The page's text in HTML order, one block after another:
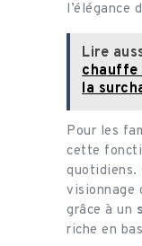
l’élégance
Lire
chauffe
la
Pour les
cette
quotidiens.
visionnage
grâce à un
riche en